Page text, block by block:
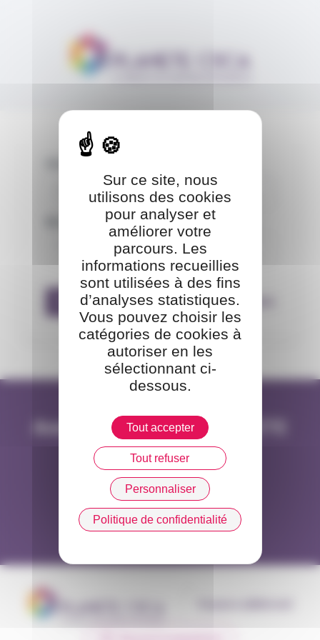
Mot de passe
Se connecter Mot de passe oublié
Annuaire de l'équipe PLANETE
CSCA
Consulter l'annuaire
Sur ce site, nous
utilisons des cookies
pour analyser et
améliorer votre
parcours. Les
informations recueillies
sont utilisées à des fins
d’analyses statistiques.
Vous pouvez choisir les
catégories de cookies à
autoriser en les
sélectionnant ci-
dessous.
Tout accepter
Tout refuser
Personnaliser
Politique de confidentialité